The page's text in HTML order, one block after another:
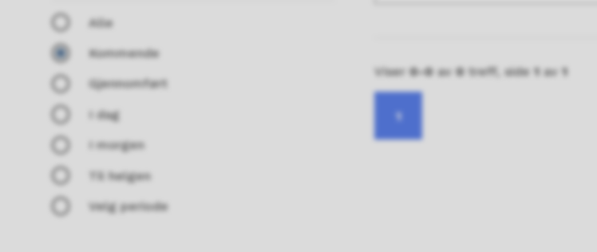
Alle
Kommende
Gjennomført
I dag
I morgen
Til helgen
Velg periode
Viser0-0 av0 treff, side1av1
1